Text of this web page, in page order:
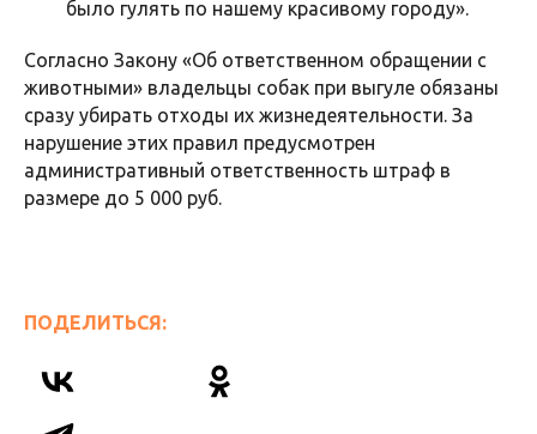
было гулять по нашему красивому городу».
Согласно Закону «Об ответственном обращении с
животными» владельцы собак при выгуле обязаны
сразу убирать отходы их жизнедеятельности. За
нарушение этих правил предусмотрен
административный ответственность штраф в
размере до 5 000 руб.
ПОДЕЛИТЬСЯ: